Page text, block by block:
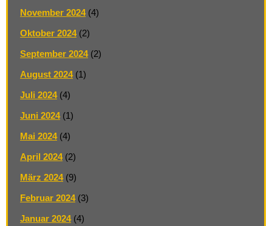
November 2024(4)
Oktober 2024(2)
September 2024(2)
August 2024(1)
Juli 2024(4)
Juni 2024(1)
Mai 2024(4)
April 2024(2)
März 2024(9)
Februar 2024(3)
Januar 2024(4)